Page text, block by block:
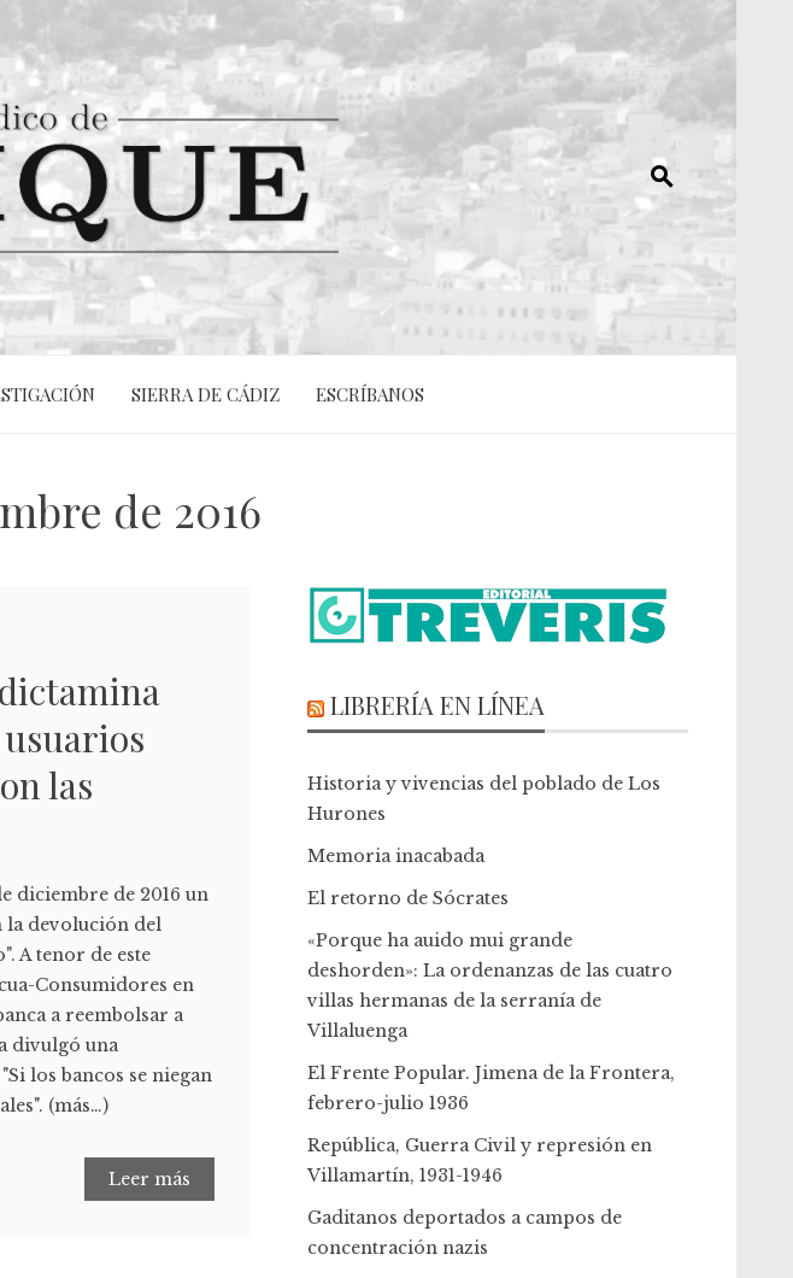
SIERRA DE CÁDIZ ESCRÍBANOS
de 2016
usuarios
las
diciembre de 2016 un
la devolución del
A tenor de este
Consumidores en
a reembolsar a
divulgó una
los bancos se niegan
(más…)
Leer más
LIBRERÍA EN LÍNEA
Historia y vivencias del poblado de Los
Hurones
Memoria inacabada
El retorno de Sócrates
«Porque ha auido mui grande
deshorden»: La ordenanzas de las cuatro
villas hermanas de la serranía de
Villaluenga
El Frente Popular. Jimena de la Frontera,
febrero-julio 1936
República, Guerra Civil y represión en
Villamartín, 1931-1946
Gaditanos deportados a campos de
concentración nazis